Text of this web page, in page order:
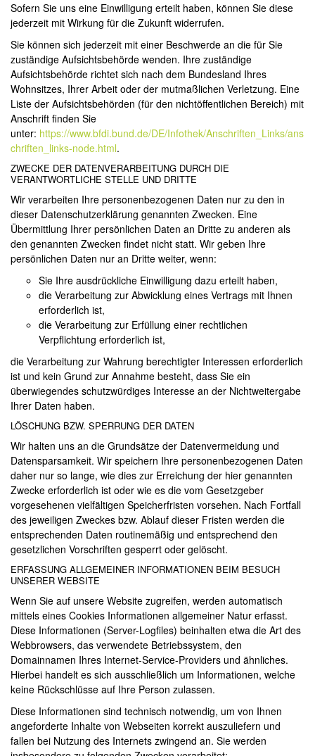
Sofern Sie uns eine Einwilligung erteilt haben, können Sie diese
jederzeit mit Wirkung für die Zukunft widerrufen.
Sie können sich jederzeit mit einer Beschwerde an die für Sie
zuständige Aufsichtsbehörde wenden. Ihre zuständige
Aufsichtsbehörde richtet sich nach dem Bundesland Ihres
Wohnsitzes, Ihrer Arbeit oder der mutmaßlichen Verletzung. Eine
Liste der Aufsichtsbehörden (für den nichtöffentlichen Bereich) mit
Anschrift finden Sie
unter: https://www.bfdi.bund.de/DE/Infothek/Anschriften_Links/ans
chriften_links-node.html.
ZWECKE DER DATENVERARBEITUNG DURCH DIE
VERANTWORTLICHE STELLE UND DRITTE
Wir verarbeiten Ihre personenbezogenen Daten nur zu den in
dieser Datenschutzerklärung genannten Zwecken. Eine
Übermittlung Ihrer persönlichen Daten an Dritte zu anderen als
den genannten Zwecken findet nicht statt. Wir geben Ihre
persönlichen Daten nur an Dritte weiter, wenn:
Sie Ihre ausdrückliche Einwilligung dazu erteilt haben,
die Verarbeitung zur Abwicklung eines Vertrags mit Ihnen
erforderlich ist,
die Verarbeitung zur Erfüllung einer rechtlichen
Verpflichtung erforderlich ist,
die Verarbeitung zur Wahrung berechtigter Interessen erforderlich
ist und kein Grund zur Annahme besteht, dass Sie ein
überwiegendes schutzwürdiges Interesse an der Nichtweitergabe
Ihrer Daten haben.
LÖSCHUNG BZW. SPERRUNG DER DATEN
Wir halten uns an die Grundsätze der Datenvermeidung und
Datensparsamkeit. Wir speichern Ihre personenbezogenen Daten
daher nur so lange, wie dies zur Erreichung der hier genannten
Zwecke erforderlich ist oder wie es die vom Gesetzgeber
vorgesehenen vielfältigen Speicherfristen vorsehen. Nach Fortfall
des jeweiligen Zweckes bzw. Ablauf dieser Fristen werden die
entsprechenden Daten routinemäßig und entsprechend den
gesetzlichen Vorschriften gesperrt oder gelöscht.
ERFASSUNG ALLGEMEINER INFORMATIONEN BEIM BESUCH
UNSERER WEBSITE
Wenn Sie auf unsere Website zugreifen, werden automatisch
mittels eines Cookies Informationen allgemeiner Natur erfasst.
Diese Informationen (Server-Logfiles) beinhalten etwa die Art des
Webbrowsers, das verwendete Betriebssystem, den
Domainnamen Ihres Internet-Service-Providers und ähnliches.
Hierbei handelt es sich ausschließlich um Informationen, welche
keine Rückschlüsse auf Ihre Person zulassen.
Diese Informationen sind technisch notwendig, um von Ihnen
angeforderte Inhalte von Webseiten korrekt auszuliefern und
fallen bei Nutzung des Internets zwingend an. Sie werden